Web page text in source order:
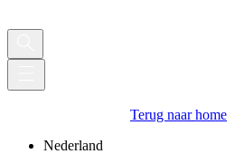
Terug naar home
Nederland